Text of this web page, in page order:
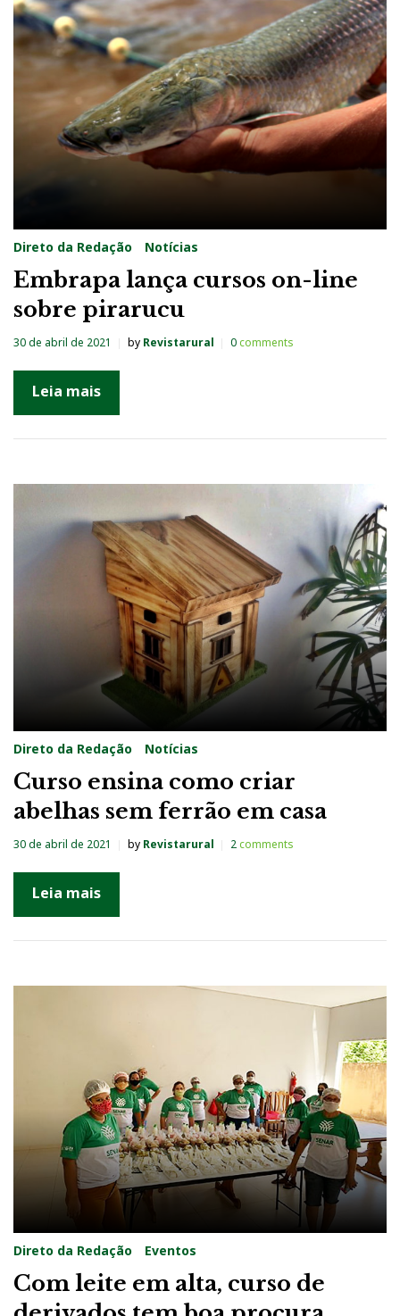
Direto da Redação Notícias
Embrapa lança cursos on-line
sobre pirarucu
30 de abril de 2021 by Revistarural 0comments
Leia mais
Direto da Redação Notícias
Curso ensina como criar
abelhas sem ferrão em casa
30 de abril de 2021 by Revistarural 2comments
Leia mais
Direto da Redação Eventos
Com leite em alta, curso de